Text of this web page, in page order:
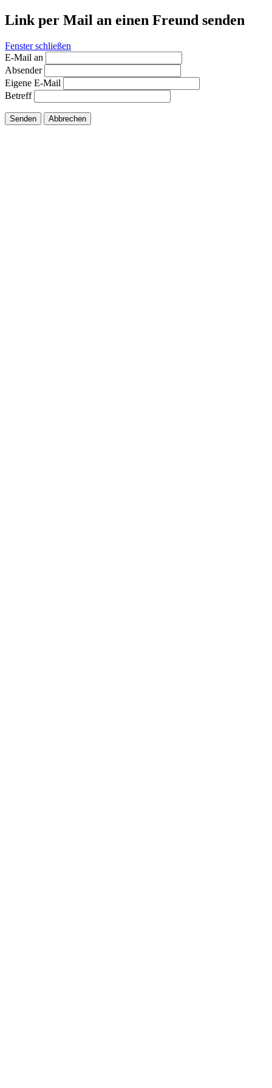
Link per Mail an einen Freund senden
Fenster schließen
E-Mail an
Absender
Eigene E-Mail
Betreff
Senden Abbrechen